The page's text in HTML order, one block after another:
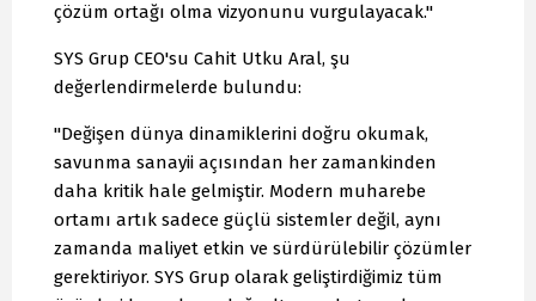
çözüm ortağı olma vizyonunu vurgulayacak."
SYS Grup CEO'su Cahit Utku Aral, şu
değerlendirmelerde bulundu:
"Değişen dünya dinamiklerini doğru okumak,
savunma sanayii açısından her zamankinden
daha kritik hale gelmiştir. Modern muharebe
ortamı artık sadece güçlü sistemler değil, aynı
zamanda maliyet etkin ve sürdürülebilir çözümler
gerektiriyor. SYS Grup olarak geliştirdiğimiz tüm